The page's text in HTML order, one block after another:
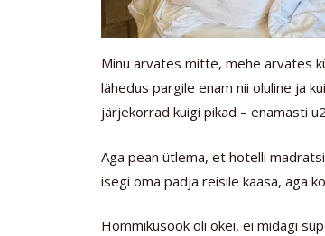
Minu arvates mitte, mehe arvates
lähedus pargile enam nii oluline ja
järjekorrad kuigi pikad – enamasti
Aga pean ütlema, et hotelli
isegi oma padja reisile kaasa, aga
Hommikusöök oli okei, ei midagi